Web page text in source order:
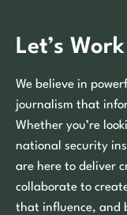
Let’s
We believe in
journalism that
Whether you’re
national security
are here to deliver
collaborate to
that influence, and